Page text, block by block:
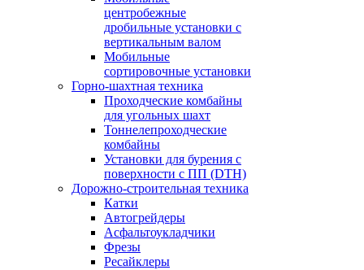
центробежные
дробильные установки с
вертикальным валом
Мобильные
сортировочные установки
Горно-шахтная техника
Проходческие комбайны
для угольных шахт
Тоннелепроходческие
комбайны
Установки для бурения с
поверхности с ПП (DTH)
Дорожно-строительная техника
Катки
Автогрейдеры
Асфальтоукладчики
Фрезы
Ресайклеры